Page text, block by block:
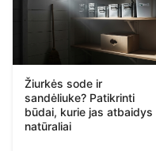
Žiurkės sode ir
sandėliuke? Patikrinti
būdai, kurie jas atbaidys
natūraliai